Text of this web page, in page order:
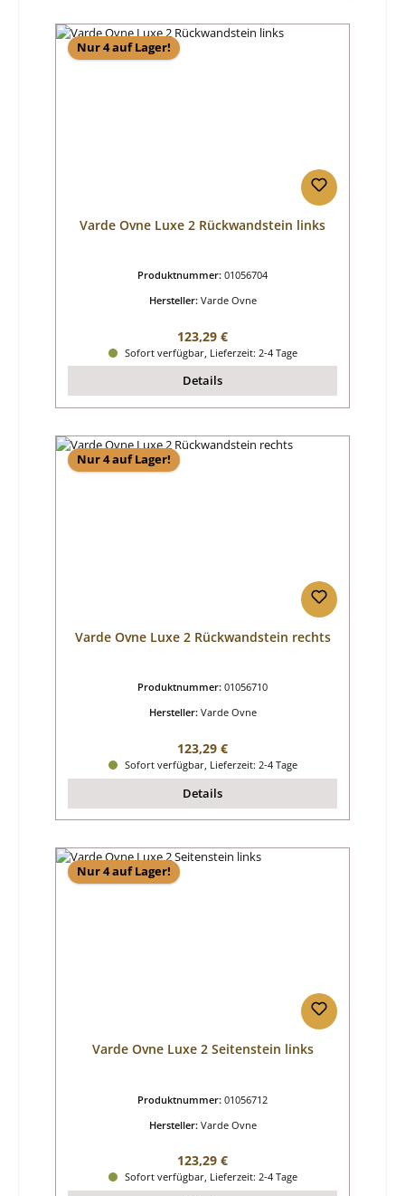
Nur 4 auf Lager!
Varde Ovne Luxe 2 Rückwandstein links
Produktnummer: 01056704
Hersteller: Varde Ovne
Regulärer Preis:
123,29 €
Sofort verfügbar, Lieferzeit: 2-4 Tage
Details
Nur 4 auf Lager!
Varde Ovne Luxe 2 Rückwandstein rechts
Produktnummer: 01056710
Hersteller: Varde Ovne
Regulärer Preis:
123,29 €
Sofort verfügbar, Lieferzeit: 2-4 Tage
Details
Nur 4 auf Lager!
Varde Ovne Luxe 2 Seitenstein links
Produktnummer: 01056712
Hersteller: Varde Ovne
Regulärer Preis:
123,29 €
Sofort verfügbar, Lieferzeit: 2-4 Tage